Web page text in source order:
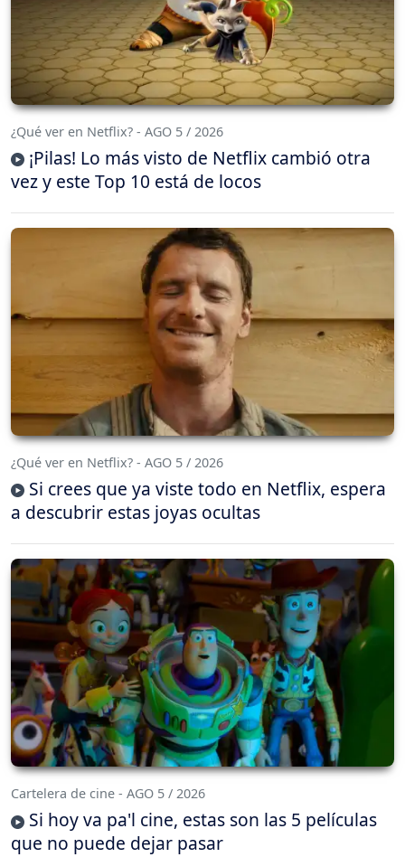
¿Qué ver en Netflix? - AGO 5 / 2026
¡Pilas! Lo más visto de Netflix cambió otra
vez y este Top 10 está de locos
¿Qué ver en Netflix? - AGO 5 / 2026
Si crees que ya viste todo en Netflix, espera
a descubrir estas joyas ocultas
Cartelera de cine - AGO 5 / 2026
Si hoy va pa'l cine, estas son las 5 películas
que no puede dejar pasar